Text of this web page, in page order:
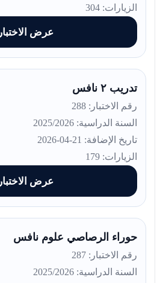
الزيارات: 304
عرض الاختبار
تدريب ٢ نافس
رقم الاختبار: 288
السنة الدراسية: 2025/2026
تاريخ الإضافة: 21-04-2026
الزيارات: 179
عرض الاختبار
حوراء الرصاصي علوم نافس
رقم الاختبار: 287
السنة الدراسية: 2025/2026